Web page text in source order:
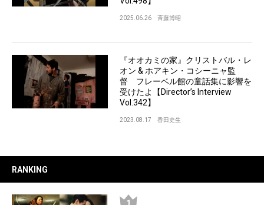
2025.06.26 斉藤博昭
『オオカミの家』クリストバル・レ
オン & ホアキン・コシーニャ監
督 フレーベル館の童話集に影響を
受けたよ【Director’s Interview
Vol.342】
2023.08.17 香田史生
RANKING